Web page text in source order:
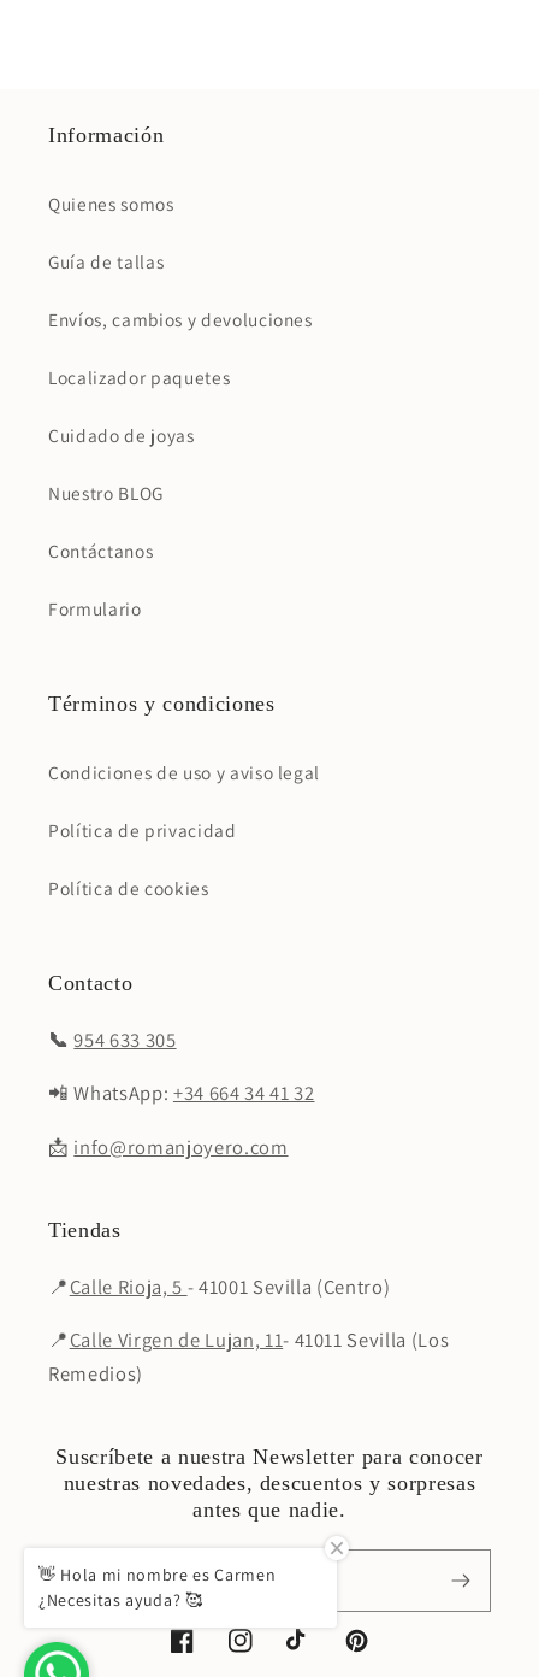
Información
Quienes somos
Guía de tallas
Envíos, cambios y devoluciones
Localizador paquetes
Cuidado de joyas
Nuestro BLOG
Contáctanos
Formulario
Términos y condiciones
Condiciones de uso y aviso legal
Política de privacidad
Política de cookies
Contacto
📞954 633 305
📲 WhatsApp: +34 664 34 41 32
📩 info@romanjoyero.com
Tiendas
📍Calle Rioja, 5 - 41001 Sevilla (Centro)
📍Calle Virgen de Lujan, 11- 41011 Sevilla (Los
Remedios)
Suscríbete a nuestra Newsletter para conocer
nuestras novedades, descuentos y sorpresas
antes que nadie.
Correo electrónico
FacebookInstagramTikTok Pinterest
👋 Hola mi nombre es Carmen
¿Necesitas ayuda? 🥰